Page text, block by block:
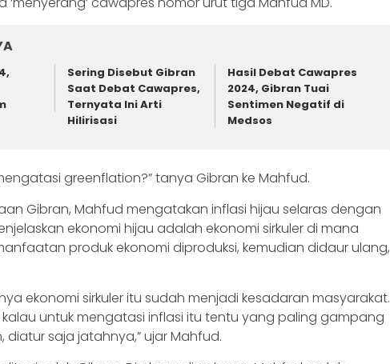
Sering Disebut Gibran
Saat Debat Cawapres,
Ternyata Ini Arti
Hilirisasi
Hasil Debat Cawapres
2024, Gibran Tuai
Sentimen Negatif di
Medsos
greenflation?” tanya Gibran ke Mahfud.
Gibran, Mahfud mengatakan inflasi hijau selaras dengan
ekonomi hijau adalah ekonomi sirkuler di mana
produk ekonomi diproduksi, kemudian didaur ulang,
ekonomi sirkuler itu sudah menjadi kesadaran masyarakat.
untuk mengatasi inflasi itu tentu yang paling gampang
diatur saja jatahnya,” ujar Mahfud.